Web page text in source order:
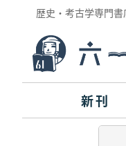
歴史・考古学専門
新刊